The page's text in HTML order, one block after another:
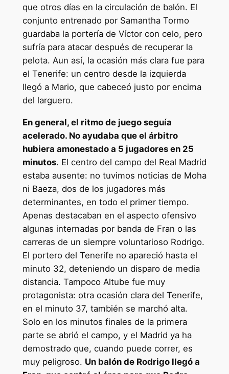
que otros días en la circulación de balón. El
conjunto entrenado por Samantha Tormo
guardaba la portería de Víctor con celo, pero
sufría para atacar después de recuperar la
pelota. Aun así, la ocasión más clara fue para
el Tenerife: un centro desde la izquierda
llegó a Mario, que cabeceó justo por encima
del larguero.
En general, el ritmo de juego seguía
acelerado. No ayudaba que el árbitro
hubiera amonestado a 5 jugadores en 25
minutos. El centro del campo del Real Madrid
estaba ausente: no tuvimos noticias de Moha
ni Baeza, dos de los jugadores más
determinantes, en todo el primer tiempo.
Apenas destacaban en el aspecto ofensivo
algunas internadas por banda de Fran o las
carreras de un siempre voluntarioso Rodrigo.
El portero del Tenerife no apareció hasta el
minuto 32, deteniendo un disparo de media
distancia. Tampoco Altube fue muy
protagonista: otra ocasión clara del Tenerife,
en el minuto 37, también se marchó alta.
Solo en los minutos finales de la primera
parte se abrió el campo, y el Madrid ya ha
demostrado que, cuando puede correr, es
muy peligroso. Un balón de Rodrigo llegó a